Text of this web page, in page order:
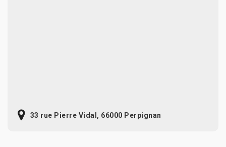
33 rue Pierre Vidal, 66000 Perpignan